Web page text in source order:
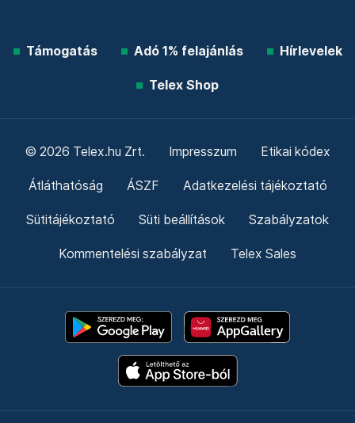
Támogatás Adó 1% felajánlás Hírlevelek
Telex Shop
© 2026 Telex.hu Zrt. Impresszum Etikai kódex
Átláthatóság ÁSZF Adatkezelési tájékoztató
Sütitájékoztató Süti beállítások Szabályzatok
Kommentelési szabályzat Telex Sales